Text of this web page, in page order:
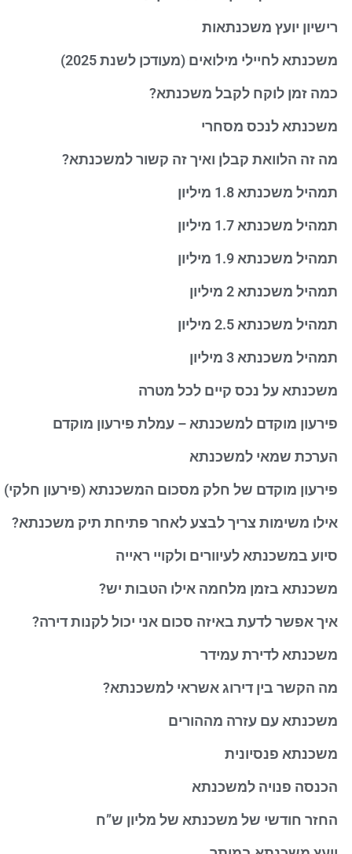
רישיון יועץ משכנתאות
משכנתא לחיילי מילואים (מעודכן לשנת 2025)
כמה זמן לוקח לקבל משכנתא?
משכנתא לנכס מסחרי
מה זה הלוואת קבלן ואיך זה קשור למשכנתא?
תמהיל משכנתא 1.8 מיליון
תמהיל משכנתא 1.7 מיליון
תמהיל משכנתא 1.9 מיליון
תמהיל משכנתא 2 מיליון
תמהיל משכנתא 2.5 מיליון
תמהיל משכנתא 3 מיליון
משכנתא על נכס קיים לכל מטרה
פירעון מוקדם למשכנתא – עמלת פירעון מוקדם
הערכת שמאי למשכנתא
פירעון מוקדם של חלק מסכום המשכנתא (פירעון חלקי)
אילו משימות צריך לבצע לאחר פתיחת תיק משכנתא?
סיוע במשכנתא לעיוורים ולקויי ראייה
משכנתא בזמן מלחמה אילו הטבות יש?
איך אפשר לדעת באיזה סכום אני יכול לקנות דירה?
משכנתא לדירת עמידר
מה הקשר בין דירוג אשראי למשכנתא?
משכנתא עם עזרה מההורים
משכנתא פנסיונית
הכנסה פנויה למשכנתא
החזר חודשי של משכנתא של מליון ש”ח